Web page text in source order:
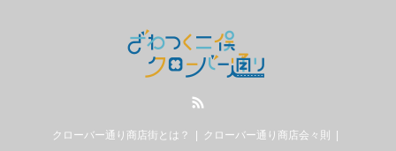
クローバー通り商店街とは？
クローバー通り商店会々則